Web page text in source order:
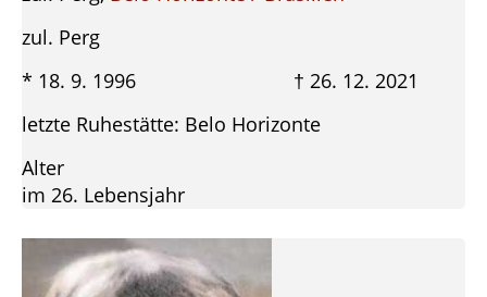
zul. Perg
* 18. 9. 1996 † 26. 12. 2021
letzte Ruhestätte: Belo Horizonte
Alter
im 26. Lebensjahr